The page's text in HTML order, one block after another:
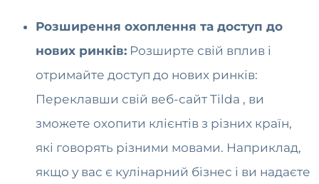
Розширення охоплення та доступ до
нових ринків: Розширте свій вплив і
отримайте доступ до нових ринків:
Переклавши свій веб-сайт Tilda , ви
зможете охопити клієнтів з різних країн,
які говорять різними мовами. Наприклад,
якщо у вас є кулінарний бізнес і ви надаєте